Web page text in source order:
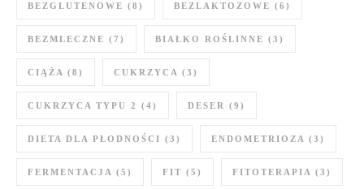
BEZGLUTENOWE (8) BEZLAKTOZOWE (6)
BEZMLECZNE (7) BIAŁKO ROŚLINNE (3)
CIĄŻA (8) CUKRZYCA (3)
CUKRZYCA TYPU 2 (4) DESER (9)
DIETA DLA PŁODNOŚCI (3) ENDOMETRIOZA (3)
FERMENTACJA (5) FIT (5) FITOTERAPIA (3)